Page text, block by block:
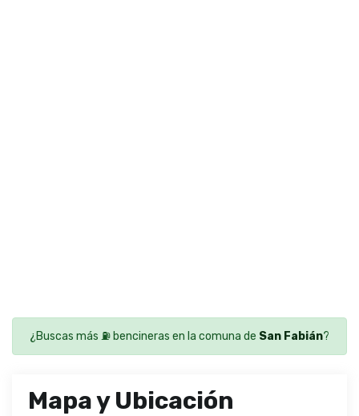
¿Buscas más ⛽ bencineras en la comuna de San Fabián?
Mapa y Ubicación